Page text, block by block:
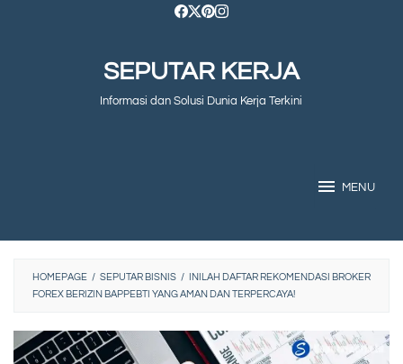
SEPUTAR KERJA
Informasi dan Solusi Dunia Kerja Terkini
MENU
HOMEPAGE / SEPUTAR BISNIS /
INILAH DAFTAR REKOMENDASI BROKER
FOREX BERIZIN BAPPEBTI YANG AMAN DAN TERPERCAYA!